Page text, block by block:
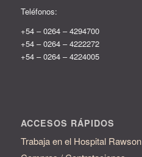
Teléfonos:
+54 – 0264 – 4294700
+54 – 0264 – 4222272
+54 – 0264 – 4224005
ACCESOS RÁPIDOS
Trabaja en el Hospital Rawson